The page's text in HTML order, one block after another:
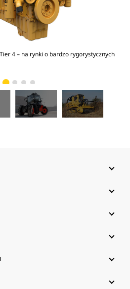
4 – na rynki o bardzo rygorystycznych